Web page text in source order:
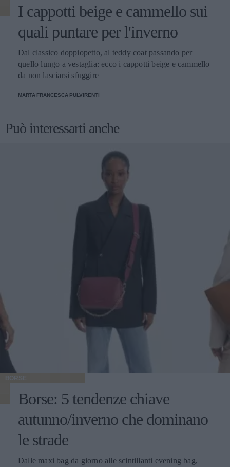
I cappotti beige e cammello sui
quali puntare per l'inverno
Dal classico doppiopetto, al teddy coat passando per
quello lungo a vestaglia: ecco i cappotti beige e cammello
da non lasciarsi sfuggire
MARTA FRANCESCA PULVIRENTI
Può interessarti anche
BORSE
Borse: 5 tendenze chiave
autunno/inverno che dominano
le strade
Dalle maxi bag da giorno alle scintillanti evening bag,